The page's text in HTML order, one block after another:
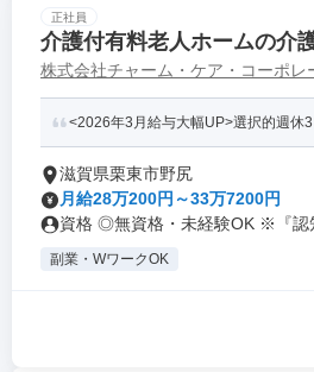
正社員
介護付有料老人ホームの介
株式会社チャーム・ケア・コーポレ
<2026年3月給与大幅UP>選択的週
滋賀県栗東市野尻
月給28万200円～33万7200円
資格 ◎無資格・未経験OK ※『認
副業・WワークOK